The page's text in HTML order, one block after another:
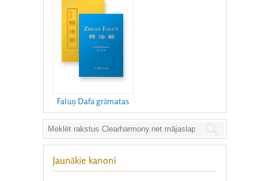
Faluņ Dafa grāmatas
Jaunākie kanoni